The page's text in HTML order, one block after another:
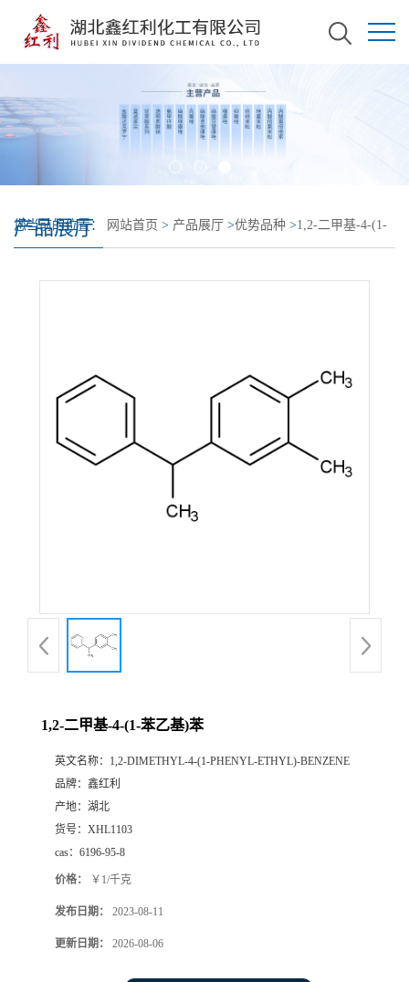
产品展厅
您当前的位置： 网站首页 > 产品展厅 >优势品种 >1,2-二甲基-4-(1-
1,2-二甲基-4-(1-苯乙基)苯
英文名称： 1,2-DIMETHYL-4-(1-PHENYL-ETHYL)-BENZENE
品牌： 鑫红利
产地： 湖北
货号： XHL1103
cas： 6196-95-8
价格： ￥1/千克
发布日期： 2023-08-11
更新日期： 2026-08-06